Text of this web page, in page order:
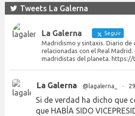
Tweets La Galerna
La Galerna Seguir
Madridismo y sintaxis. Diario de
relacionadas con el Real Madrid.
madridistas del planeta. https://
La Galerna @lagalerna_ ·
Si de verdad ha dicho que
que HABÍA SIDO